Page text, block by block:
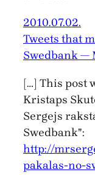
2010.07.02.
Tweets that
Swedbank —
[…] This post
Kristaps
Sergejs
Swedbank":
http://
pakalas-no-